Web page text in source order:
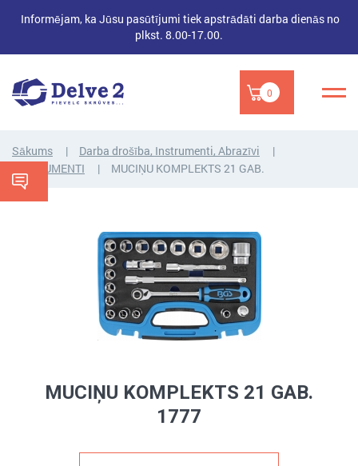
Informējam, ka Jūsu pasūtījumi tiek apstrādāti darba dienās no
plkst. 8.00-17.00.
0
Sākums
Darba drošība, Instrumenti, Abrazīvi
INSTRUMENTI
MUCIŅU KOMPLEKTS 21 GAB.
MUCIŅU KOMPLEKTS 21 GAB.
1777